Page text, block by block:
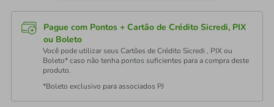
Pague com Pontos + Cartão de Crédito Sicredi, PIX
ou Boleto
Você pode utilizar seus Cartões de Crédito Sicredi , PIX ou
Boleto* caso não tenha pontos suficientes para a compra deste
produto.
*Boleto exclusivo para associados PJ